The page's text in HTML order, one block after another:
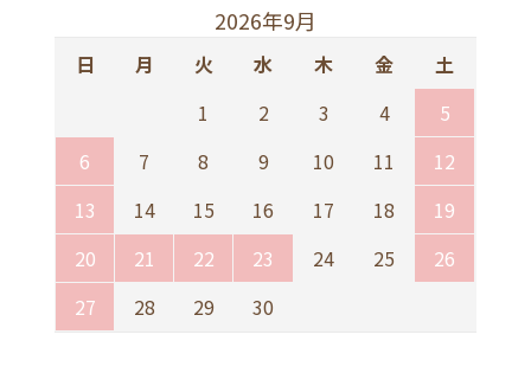
2026年9月
日 月 火 水 木 金
土
1
2 3 4
5
6
7 8 9 10 11
12
13
14 15 16 17 18
19
20
21 22 23 24 25
26
27
28 29 30